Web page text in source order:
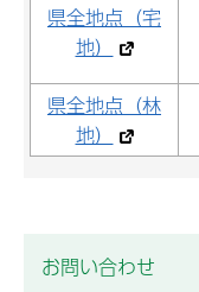
県全地点（宅
地）
県全地点（林
地）
お問い合わせ